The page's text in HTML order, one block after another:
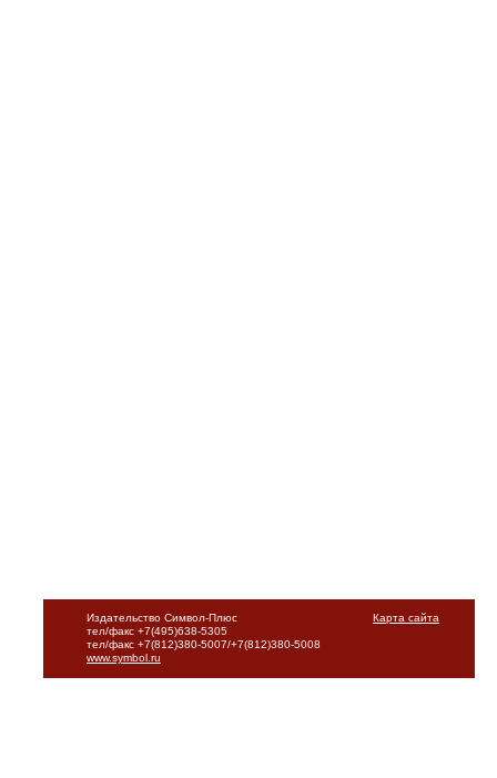
Карта сайта
Издательство Символ-Плюс
тел/факс +7(495)638-5305
тел/факс +7(812)380-5007/+7(812)380-5008
www.symbol.ru